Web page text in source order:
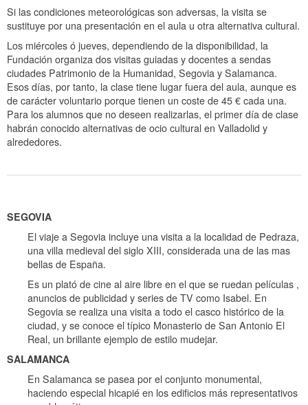
Si las condiciones meteorológicas son adversas, la visita se
sustituye por una presentación en el aula u otra alternativa cultural.
Los miércoles ó jueves, dependiendo de la disponibilidad, la
Fundación organiza dos visitas guiadas y docentes a sendas
ciudades Patrimonio de la Humanidad, Segovia y Salamanca.
Esos días, por tanto, la clase tiene lugar fuera del aula, aunque es
de carácter voluntario porque tienen un coste de 45 € cada una.
Para los alumnos que no deseen realizarlas, el primer día de clase
habrán conocido alternativas de ocio cultural en Valladolid y
alrededores.
SEGOVIA
El viaje a Segovia incluye una visita a la localidad de Pedraza,
una villa medieval del siglo XIII, considerada una de las mas
bellas de España.
Es un plató de cine al aire libre en el que se ruedan películas ,
anuncios de publicidad y series de TV como Isabel. En
Segovia se realiza una visita a todo el casco histórico de la
ciudad, y se conoce el típico Monasterio de San Antonio El
Real, un brillante ejemplo de estilo mudejar.
SALAMANCA
En Salamanca se pasea por el conjunto monumental,
haciendo especial hicapié en los edificios más representativos